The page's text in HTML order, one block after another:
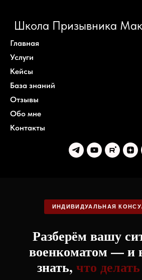
Школа Призывника
Главная
Услуги
Кейсы
База знаний
Отзывы
Обо мне
Контакты
ИНДИВИДУАЛЬНАЯ
Разберём вашу
военкоматом — и
знать, что